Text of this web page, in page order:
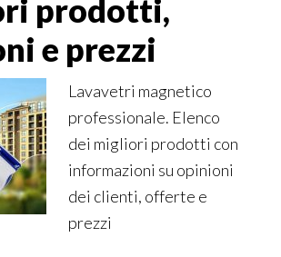
prodotti,
e prezzi
Lavavetri magnetico
professionale. Elenco
dei migliori prodotti con
informazioni su opinioni
dei clienti, offerte e
prezzi